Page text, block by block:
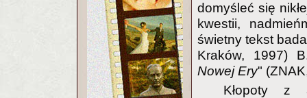
domyśleć się
kwestii,
świetny tekst
Kraków, 1997)
Nowej Ery"
Kłopoty z